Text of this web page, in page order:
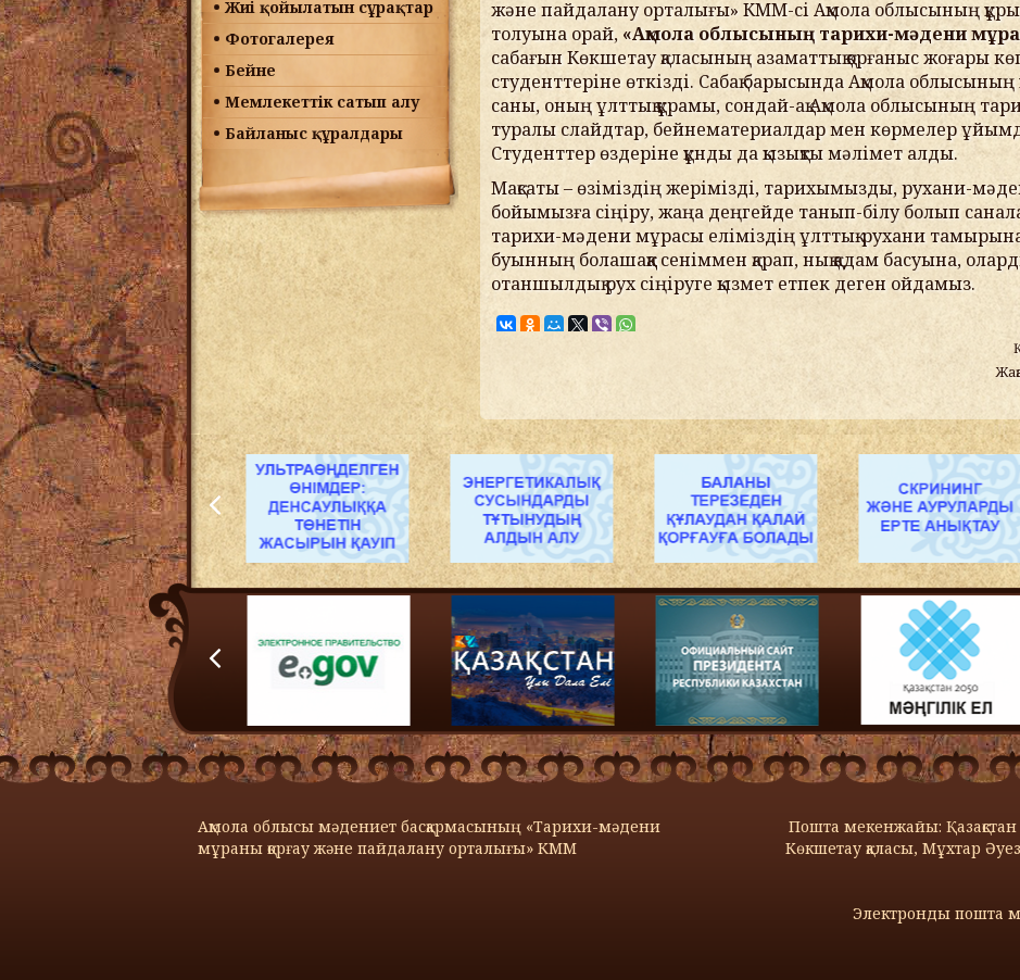
Жиі қойылатын сұрақтар
Фотогалерея
Бейне
Мемлекеттік сатып алу
Байланыс құралдары
және пайдалану орталығы» КММ-сі Ақмола облысының
толуына орай, «Ақмола облысының тарихи-мәдени
сабағын Көкшетау қаласының азаматтық қорғаныс жоғары
студенттеріне өткізді. Сабақ барысында Ақмола облысының
саны, оның ұлттық құрамы, сондай-ақ Ақмола облысының
туралы слайдтар, бейнематериалдар мен көрмелерұ
Студенттер өздерінеқұнды да қызықты мәлімет алды.
Мақсаты – өзіміздің жерімізді, тарихымызды, рухани-
бойымызға сіңіру, жаңа деңгейде танып-білу болып
тарихи-мәдени мұрасы еліміздің ұлттық-рухани
буынның болашаққа сеніммен қарап, нық қадам басуына,
отаншылдық рух сіңіруге қызмет етпек деген ойдамыз.
Ақмола облысы мәдениет басқармасының «Тарихи-мәдени
мұраны қорғау және пайдалану орталығы» КММ
Пошта мекенжайы:
Көкшетау қаласы, Мұхтар
Электронды пошта